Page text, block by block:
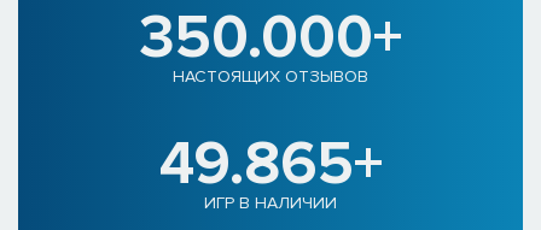
350.000+
НАСТОЯЩИХ ОТЗЫВОВ
49.865+
ИГР В НАЛИЧИИ